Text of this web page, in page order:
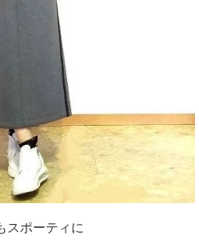
スポーティに